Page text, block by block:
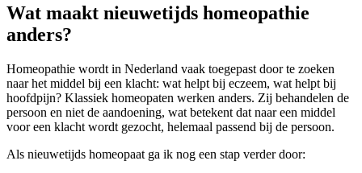
Wat maakt nieuwetijds homeopathie
anders?
Homeopathie wordt in Nederland vaak toegepast door te zoeken
naar het middel bij een klacht: wat helpt bij eczeem, wat helpt bij
hoofdpijn? Klassiek homeopaten werken anders. Zij behandelen de
persoon en niet de aandoening, wat betekent dat naar een middel
voor een klacht wordt gezocht, helemaal passend bij de persoon.
Als nieuwetijds homeopaat ga ik nog een stap verder door: